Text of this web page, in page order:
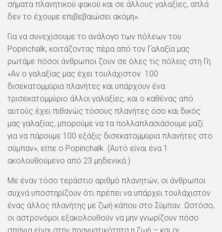
σήματα πλανητικού φακού και σε άλλους γαλαξίες, απλά
δεν το έχουμε επιβεβαιώσει ακόμη».
Για να συνεχίσουμε το ανάλογο των πόλεων του
Popinchalk, κοιτάζοντας πέρα από τον Γαλαξία μας
ρωτάμε πόσοι άνθρωποι ζουν σε όλες τις πόλεις στη Γη.
«Αν ο γαλαξίας μας έχει τουλάχιστον 100
δισεκατομμύρια πλανήτες και υπάρχουν ένα
τρισεκατομμύριο άλλοι γαλαξίες, και ο καθένας από
αυτούς έχει πιθανώς τόσους πλανήτες όσο και δικός
μας γαλαξίας, μπορούμε να τα πολλαπλασιάσουμε μαζί
για να πάρουμε 100 εξάξις δισεκατομμύρια πλανήτες στο
σύμπαν», είπε ο Popinchalk. (Αυτό είναι ένα 1
ακολουθούμενο από 23 μηδενικά.)
Με έναν τόσο τεράστιο αριθμό πλανητών, οι άνθρωποι
συχνά υποστηρίζουν ότι πρέπει να υπάρχει τουλάχιστον
ένας άλλος πλανήτης με ζωή κάπου στο Σύμπαν. Ωστόσο,
οι αστρονόμοι εξακολουθούν να μην γνωρίζουν πόσο